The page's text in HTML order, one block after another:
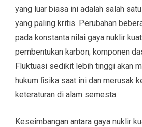
yang luar biasa ini adalah salah
yang paling kritis. Perubahan
pada konstanta nilai gaya nuklir
pembentukan karbon; komponen
Fluktuasi sedikit lebih tinggi akan
hukum ﬁsika saat ini dan merusak
keteraturan di alam semesta.
Keseimbangan antara gaya nuklir